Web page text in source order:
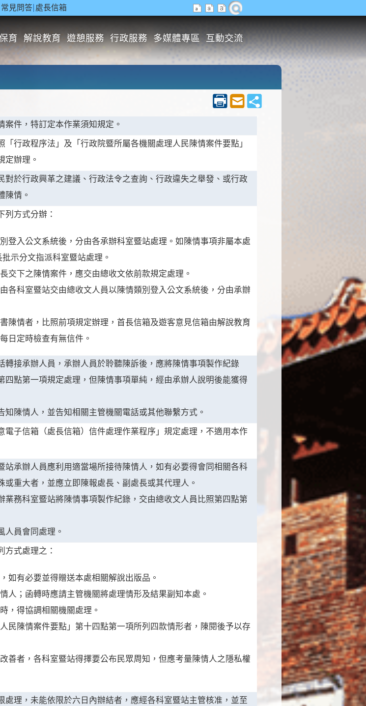
常見問答 處長信箱
育 解說教育 遊憩服務 行政服務 多媒體專區 互動交流
件，特訂定本作業須知規定。
行政程序法」及「行政院暨所屬各機關處理人民陳情案件要點」
定辦理。
對於行政興革之建議、行政法令之查詢、行政違失之舉發、或行政
陳情。
列方式分辦：
登入公文系統後，分由各承辦科室暨站處理。如陳情事項非屬本處
示分文指派科室暨站處理。
交下之陳情案件，應交由總收文依前款規定處理。
各科室暨站交由總收文人員以陳情類別登入公文系統後，分由承辦
陳情者，比照前項規定辦理，首長信箱及遊客意見信箱由解說教育
日定時檢查有無信件。
轉接承辦人員，承辦人員於聆聽陳訴後，應將陳情事項製作紀錄
四點第一項規定處理，但陳情事項單純，經由承辦人說明後能獲得
陳情人，並告知相關主管機關電話或其他聯繫方式。
電子信箱（處長信箱）信件處理作業程序」規定處理，不適用本作
站承辦人員應利用適當場所接待陳情人，如有必要得會同相關各科
重大者，並應立即陳報處長、副處長或其代理人。
業務科室暨站將陳情事項製作紀錄，交由總收文人員比照第四點第
人員會同處理。
方式處理之：
如有必要並得贈送本處相關解說出版品。
人；函轉時應請主管機關將處理情形及結果副知本處。
，得協調相關機關處理。
民陳情案件要點」第十四點第一項所列四款情形者，陳閱後予以存
善者，各科室暨站得擇要公布民眾周知，但應考量陳情人之隱私權
處理，未能依限於六日內辦結者，應經各科室暨站主管核准，並至